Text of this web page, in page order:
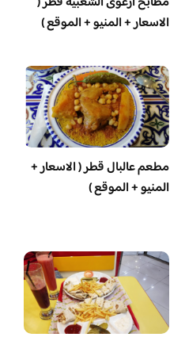
الاسعار + المنيو + الموقع )
مطعم عالبال قطر ( الاسعار +
المنيو + الموقع )